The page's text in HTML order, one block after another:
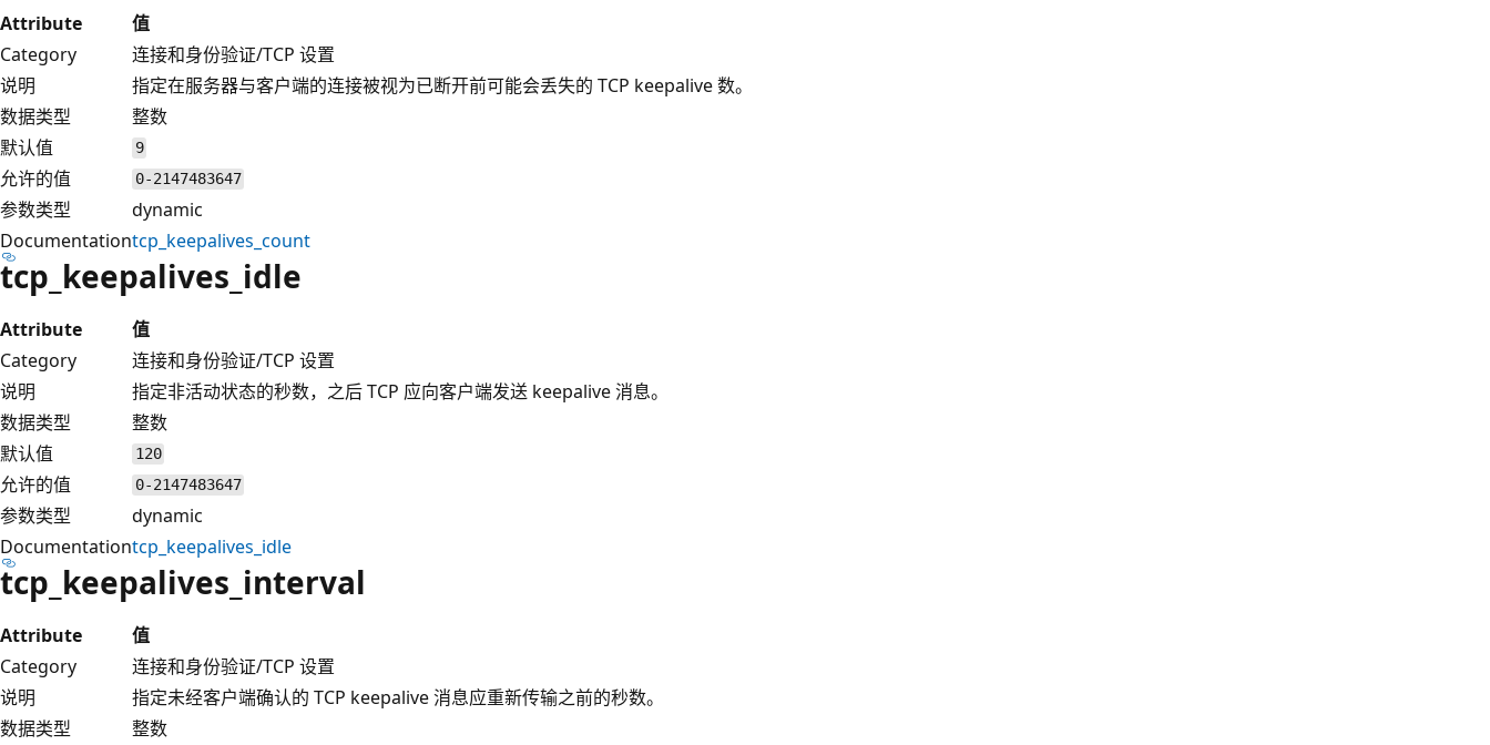
Attribute
值
Category
连接和身份验证/TCP 设置
说明
指定在服务器与客户端的连接被视为已断开前可能会丢失的 TCP keepalive 数。
数据类型
整数
默认值
9
允许的值 0-2147483647
参数类型
dynamic
Documentationtcp_keepalives_count
tcp_keepalives_idle
Attribute
值
Category
连接和身份验证/TCP 设置
说明
指定非活动状态的秒数，之后 TCP 应向客户端发送 keepalive 消息。
数据类型
整数
默认值
120
允许的值 0-2147483647
参数类型
dynamic
Documentationtcp_keepalives_idle
tcp_keepalives_interval
Attribute
值
Category
连接和身份验证/TCP 设置
说明
指定未经客户端确认的 TCP keepalive 消息应重新传输之前的秒数。
数据类型
整数